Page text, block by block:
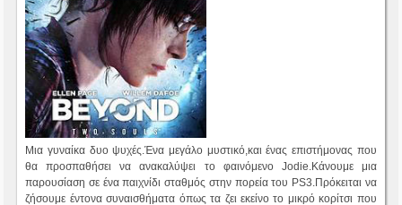
Μια γυναίκα δυο ψυχές.Ένα μεγάλο μυστικό,και ένας επιστήμονας που
θα προσπαθήσει να ανακαλύψει το φαινόμενο Jodie.Κάνουμε μια
παρουσίαση σε ένα παιχνίδι σταθμός στην πορεία του PS3.Πρόκειται να
ζήσουμε έντονα συναισθήματα όπως τα ζει εκείνο το μικρό κορίτσι που